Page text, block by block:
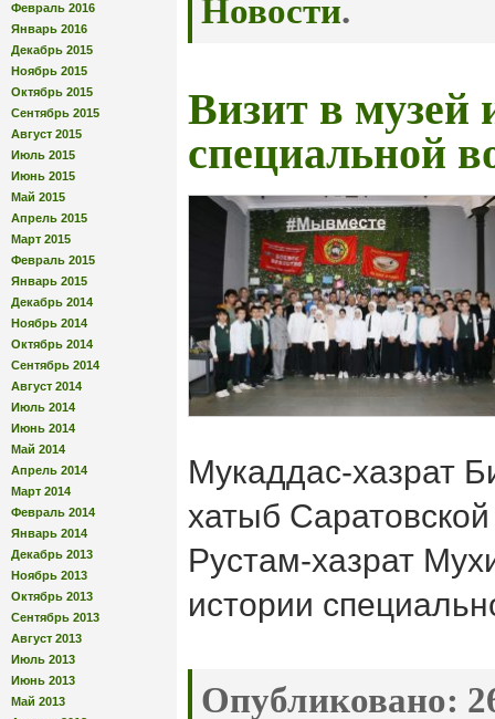
Февраль 2016
Январь 2016
Декабрь 2015
Ноябрь 2015
Октябрь 2015
Сентябрь 2015
Август 2015
Июль 2015
Июнь 2015
Май 2015
Апрель 2015
Март 2015
Февраль 2015
Январь 2015
Декабрь 2014
Ноябрь 2014
Октябрь 2014
Сентябрь 2014
Август 2014
Июль 2014
Июнь 2014
Май 2014
Апрель 2014
Март 2014
Февраль 2014
Январь 2014
Декабрь 2013
Ноябрь 2013
Октябрь 2013
Сентябрь 2013
Август 2013
Июль 2013
Июнь 2013
Май 2013
Новости.
Визит в музей
специальной
Мукаддас-хазрат
хатыб
Рустам-хазрат
истории
Опубликовано: